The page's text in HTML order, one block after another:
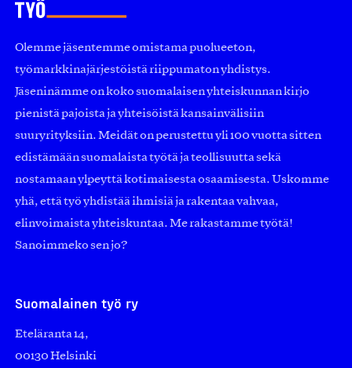
Olemme jäsentemme omistama puolueeton,
työmarkkinajärjestöistä riippumaton yhdistys.
Jäseninämme on koko suomalaisen yhteiskunnan kirjo
pienistä pajoista ja yhteisöistä kansainvälisiin
suuryrityksiin. Meidät on perustettu yli 100 vuotta sitten
edistämään suomalaista työtä ja teollisuutta sekä
nostamaan ylpeyttä kotimaisesta osaamisesta. Uskomme
yhä, että työ yhdistää ihmisiä ja rakentaa vahvaa,
elinvoimaista yhteiskuntaa. Me rakastamme työtä!
Sanoimmeko sen jo?
Suomalainen työ ry
Eteläranta 14,
00130 Helsinki